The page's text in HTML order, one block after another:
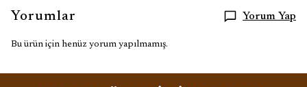
Yorumlar Yorum Yap
Bu ürün için henüz yorum yapılmamış.